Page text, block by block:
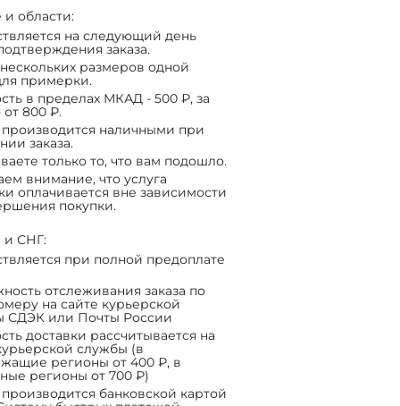
области:
на следующий день
заказа.
размеров одной
примерки.
в пределах МКАД - 500 ₽, за
800 ₽.
производится наличными при
заказа.
только то, что вам подошло.
внимание, что услуга
оплачивается вне зависимости
покупки.
и СНГ:
при полной предоплате
отслеживания заказа по
на сайте курьерской
СДЭК или Почты России
доставки рассчитывается на
службы (в
регионы от 400 ₽, в
регионы от 700 ₽)
банковской картой